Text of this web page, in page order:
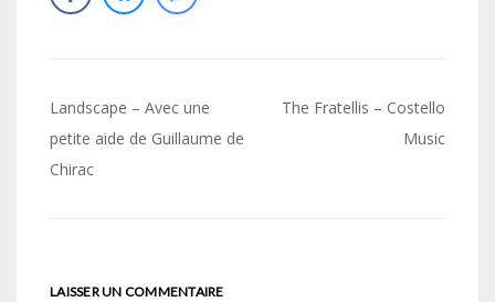
Navigation
de
l’article
Landscape – Avec une
petite aide de Guillaume de
Chirac
The Fratellis – Costello
Music
LAISSER UN COMMENTAIRE